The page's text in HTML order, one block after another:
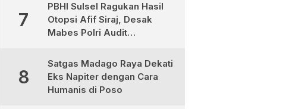
7
PBHI Sulsel Ragukan Hasil
Otopsi Afif Siraj, Desak
Mabes Polri Audit
8
Satgas Madago Raya Dekati
Eks Napiter dengan Cara
Humanis di Poso